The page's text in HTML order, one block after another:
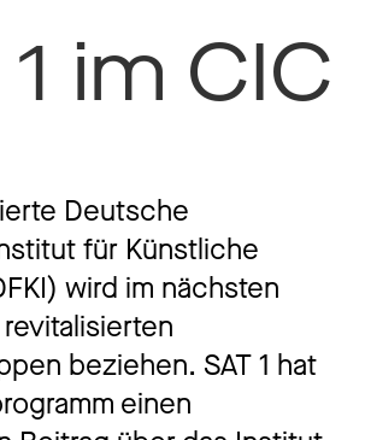
im CIC
Deutsche
für Künstliche
wird im nächsten
beziehen. SAT 1 hat
einen